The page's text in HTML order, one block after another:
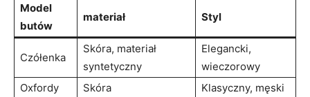
Model
butów
materiał Styl
Czółenka
Skóra, materiał
syntetyczny
Elegancki,
wieczorowy
Oxfordy
Skóra
Klasyczny, męski